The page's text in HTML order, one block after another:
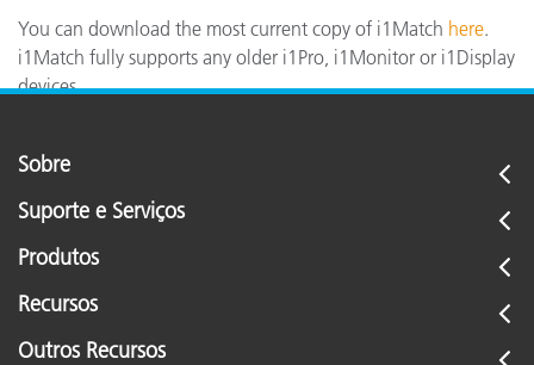
You can download the most current copy of i1Match here.
i1Match fully supports any older i1Pro, i1Monitor or i1Display
devices.
Sobre
Suporte e Serviços
Produtos
Recursos
Outros Recursos